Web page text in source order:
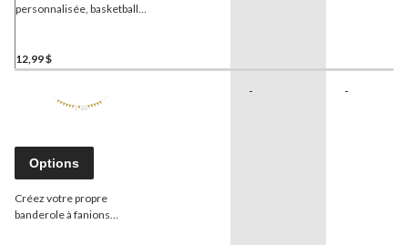
personnalisée, basketball
12,99 $
Options
Créez votre propre
banderole à fanions
- -